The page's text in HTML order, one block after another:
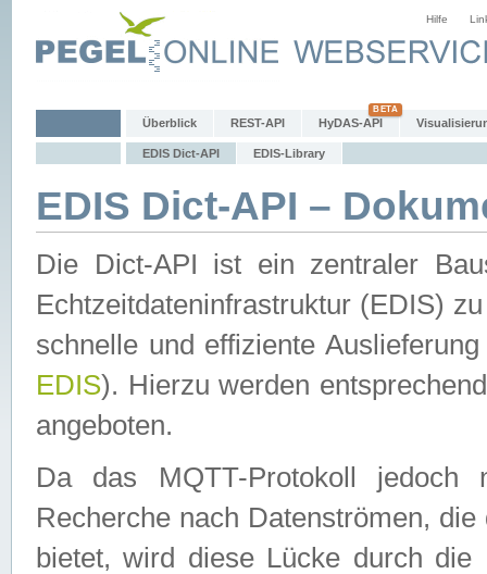
Hilfe
Überblick REST-API HyDAS-API
EDIS Dict-API EDIS-Library
EDIS Dict-API –
Die Dict-API ist ein zentraler
Echtzeitdateninfrastruktur (EDIS)
schnelle und effiziente
EDIS). Hierzu werden
angeboten.
Da das MQTT-Protokoll jedoch
Recherche nach Datenströmen,
bietet, wird diese Lücke durch die